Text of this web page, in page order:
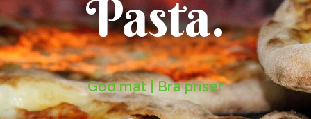
Pasta.
God mat | Bra priser